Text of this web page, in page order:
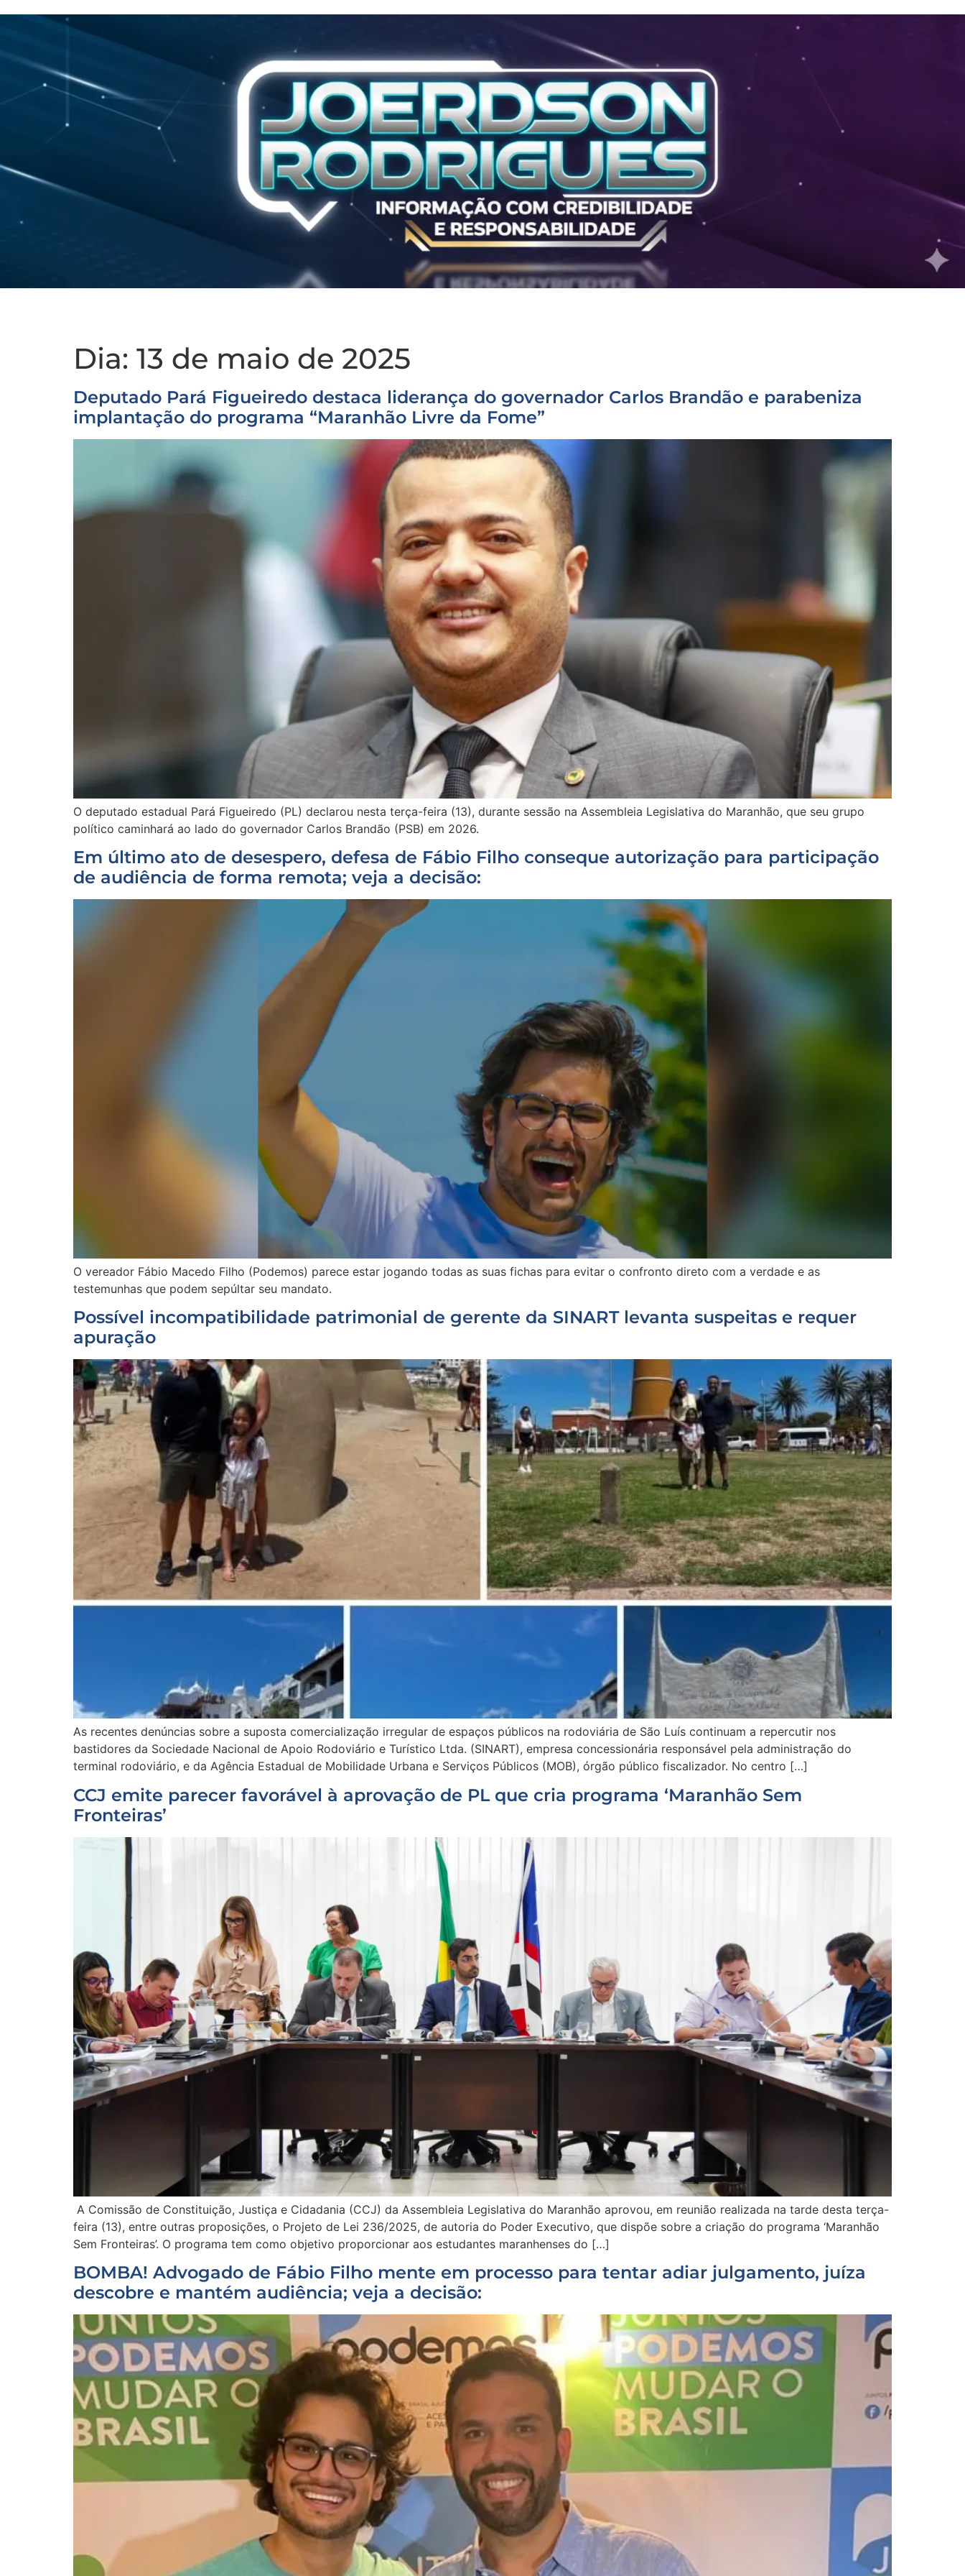
Dia: 13 de maio de 2025
Deputado Pará Figueiredo destaca liderança do governador Carlos Brandão e parabeniza
implantação do programa “Maranhão Livre da Fome”
O deputado estadual Pará Figueiredo (PL) declarou nesta terça-feira (13), durante sessão na Assembleia Legislativa do Maranhão, que seu grupo
político caminhará ao lado do governador Carlos Brandão (PSB) em 2026.
Em último ato de desespero, defesa de Fábio Filho conseque autorização para participação
de audiência de forma remota; veja a decisão:
O vereador Fábio Macedo Filho (Podemos) parece estar jogando todas as suas fichas para evitar o confronto direto com a verdade e as
testemunhas que podem sepúltar seu mandato.
Possível incompatibilidade patrimonial de gerente da SINART levanta suspeitas e requer
apuração
As recentes denúncias sobre a suposta comercialização irregular de espaços públicos na rodoviária de São Luís continuam a repercutir nos
bastidores da Sociedade Nacional de Apoio Rodoviário e Turístico Ltda. (SINART), empresa concessionária responsável pela administração do
terminal rodoviário, e da Agência Estadual de Mobilidade Urbana e Serviços Públicos (MOB), órgão público fiscalizador. No centro […]
CCJ emite parecer favorável à aprovação de PL que cria programa ‘Maranhão Sem
Fronteiras’
A Comissão de Constituição, Justiça e Cidadania (CCJ) da Assembleia Legislativa do Maranhão aprovou, em reunião realizada na tarde desta terça-
feira (13), entre outras proposições, o Projeto de Lei 236/2025, de autoria do Poder Executivo, que dispõe sobre a criação do programa ‘Maranhão
Sem Fronteiras’. O programa tem como objetivo proporcionar aos estudantes maranhenses do […]
BOMBA! Advogado de Fábio Filho mente em processo para tentar adiar julgamento, juíza
descobre e mantém audiência; veja a decisão: